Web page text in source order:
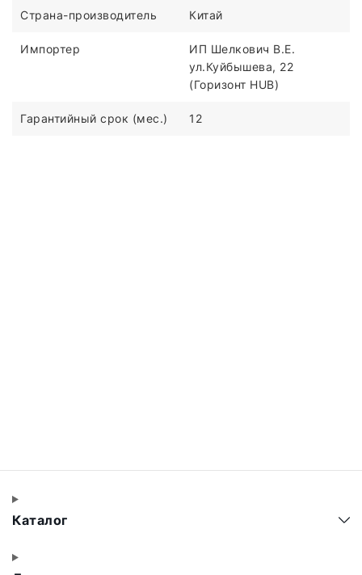
Страна-производитель Китай
Импортер
ИП Шелкович В.Е.
ул.Куйбышева, 22
(Горизонт HUB)
Гарантийный срок (мес.) 12
Каталог